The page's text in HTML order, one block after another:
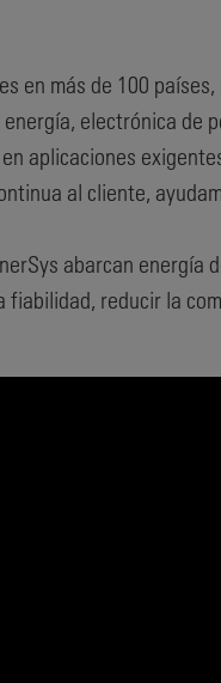
en más de 100
electrónica de
aplicaciones
al cliente,
abarcan
fiabilidad, reducir la